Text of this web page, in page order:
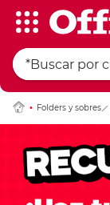
Folders y sobres